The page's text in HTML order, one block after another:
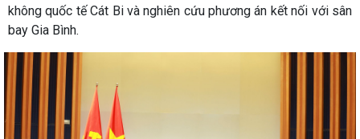
không quốc tế Cát Bi và nghiên cứu phương án kết nối với sân
bay Gia Bình.